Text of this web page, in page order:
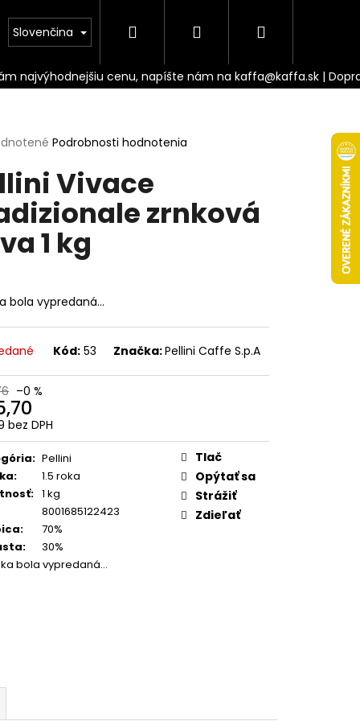
Doprava
Slovenčina Hľadať PrihlásenieNákupný
košík
Podrobnosti hodnotenia
Vivace
zrnková
1 kg
bola vypredaná…
Kód: 53 Značka:Pellini Caffe S.p.A
–0 %
bez DPH
: Pellini
:
1.5 roka
: 1 kg
8001685122423
:
70%
:
30%
bola vypredaná…
Tlač
Opýtať sa
Strážiť
Zdieľať
(GOLD) ZRNKOVÁ